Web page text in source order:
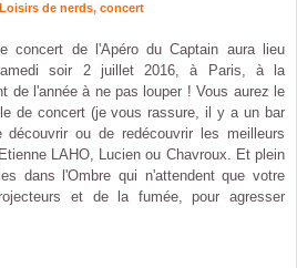
Loisirs de nerds, concert
concert de l'Apéro du Captain aura lieu
soir 2 juillet 2016, à Paris, à la
de l'année à ne pas louper ! Vous aurez le
de concert (je vous rassure, il y a un bar
ou de redécouvrir les meilleurs
LAHO, Lucien ou Chavroux. Et plein
dans l'Ombre qui n'attendent que votre
et de la fumée, pour agresser